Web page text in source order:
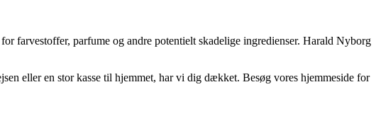
farvestoffer, parfume og andre potentielt skadelige ingredienser. Harald Nyborg
eller en stor kasse til hjemmet, har vi dig dækket. Besøg vores hjemmeside for